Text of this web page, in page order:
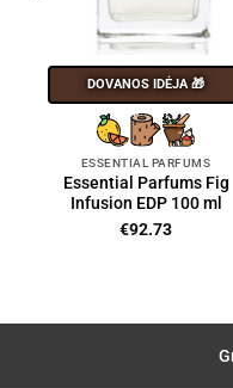
DOVANOS IDĖJA 🎁
ESSENTIAL PARFUMS
Essential Parfums Fig
Infusion EDP 100 ml
€92.73